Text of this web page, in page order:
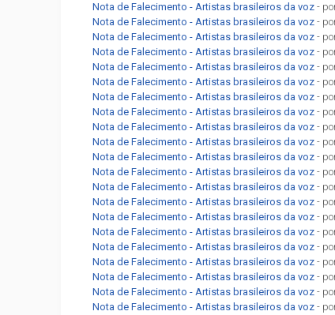
Nota de Falecimento - Artistas brasileiros da voz -
Nota de Falecimento - Artistas brasileiros da voz -
Nota de Falecimento - Artistas brasileiros da voz -
Nota de Falecimento - Artistas brasileiros da voz -
Nota de Falecimento - Artistas brasileiros da voz -
Nota de Falecimento - Artistas brasileiros da voz -
Nota de Falecimento - Artistas brasileiros da voz -
Nota de Falecimento - Artistas brasileiros da voz -
Nota de Falecimento - Artistas brasileiros da voz -
Nota de Falecimento - Artistas brasileiros da voz -
Nota de Falecimento - Artistas brasileiros da voz -
Nota de Falecimento - Artistas brasileiros da voz -
Nota de Falecimento - Artistas brasileiros da voz -
Nota de Falecimento - Artistas brasileiros da voz -
Nota de Falecimento - Artistas brasileiros da voz -
Nota de Falecimento - Artistas brasileiros da voz -
Nota de Falecimento - Artistas brasileiros da voz -
Nota de Falecimento - Artistas brasileiros da voz -
Nota de Falecimento - Artistas brasileiros da voz -
Nota de Falecimento - Artistas brasileiros da voz -
Nota de Falecimento - Artistas brasileiros da voz -